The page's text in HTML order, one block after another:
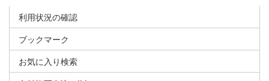
利用状況の確認
ブックマーク
お気に入り検索